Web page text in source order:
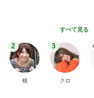
すべて見る
2
桃
3
クロ